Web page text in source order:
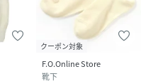
クーポン対象
F.O.Online Store
靴下